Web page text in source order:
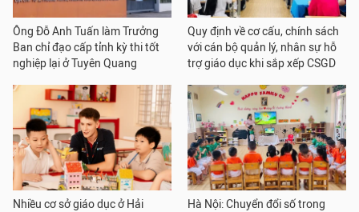
Ông Đỗ Anh Tuấn làm Trưởng
Ban chỉ đạo cấp tỉnh kỳ thi tốt
nghiệp lại ở Tuyên Quang
Quy định về cơ cấu, chính sách
với cán bộ quản lý, nhân sự hỗ
trợ giáo dục khi sắp xếp CSGD
Nhiều cơ sở giáo dục ở Hải
Hà Nội: Chuyển đổi số trong